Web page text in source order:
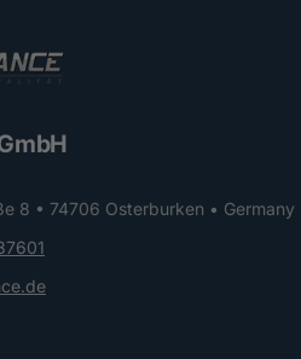
8 • 74706 Osterburken • Germany